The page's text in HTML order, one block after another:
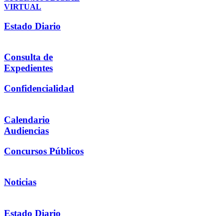
VIRTUAL
Estado Diario
Consulta de
Expedientes
Confidencialidad
Calendario
Audiencias
Concursos Públicos
Noticias
Estado Diario